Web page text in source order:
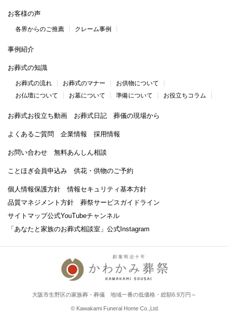
お客様の声
各界からのご推薦 クレーム事例
事例紹介
お葬式の知識
お葬式の流れ お葬式のマナー
お供物について
お仏壇について
お墓について 準備について お役立ちコラム
お葬式お役立ち動画 お葬式日記 葬儀の現場から
よくあるご質問 企業情報 採用情報
お問い合わせ 無料あんしん相談
ことほぎ会員申込み 供花・供物のご予約
個人情報保護方針
情報セキュリティ基本方針
品質マネジメント方針
葬祭サービスガイドライン
サイトマップ公式YouTubeチャンネル
「あなたと家族のお葬式相談室」 公式Instagram
大阪市生野区の家族葬・葬儀 地域一番の低価格・総額6.9万円～
© Kawakami Funeral Home Co.,Ltd.